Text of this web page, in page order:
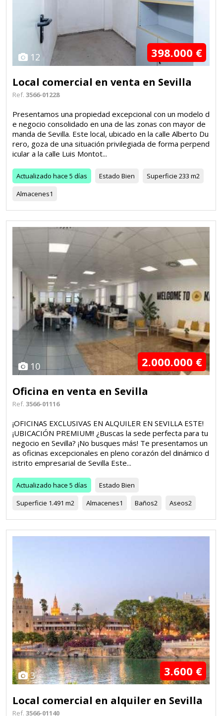
12 398.000 €
Local comercial en venta en Sevilla
Ref. 3566-01228
Presentamos una propiedad excepcional con un modelo d
e negocio consolidado en una de las zonas con mayor de
manda de Sevilla. Este local, ubicado en la calle Alberto Du
rero, goza de una situación privilegiada de forma perpend
icular a la calle Luis Montot...
Actualizado hace 5 días Estado Bien Superficie 233 m2
Almacenes1
10 2.000.000 €
Oficina en venta en Sevilla
Ref. 3566-01116
¡OFICINAS EXCLUSIVAS EN ALQUILER EN SEVILLA ESTE!
¡UBICACIÓN PREMIUM!! ¿Buscas la sede perfecta para tu
negocio en Sevilla? ¡No busques más! Te presentamos un
as oficinas excepcionales en pleno corazón del dinámico d
istrito empresarial de Sevilla Este...
Actualizado hace 5 días Estado Bien
Superficie 1.491 m2 Almacenes1 Baños2 Aseos2
3 3.600 €
Local comercial en alquiler en Sevilla
Ref. 3566-01140